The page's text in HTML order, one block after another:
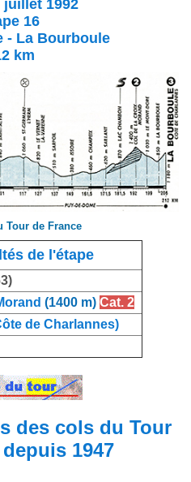
juillet 1992
16
- La Bourboule
km
Tour de France
de l'étape
(1400 m) Cat. 2
de Charlannes)
des cols du Tour
1947